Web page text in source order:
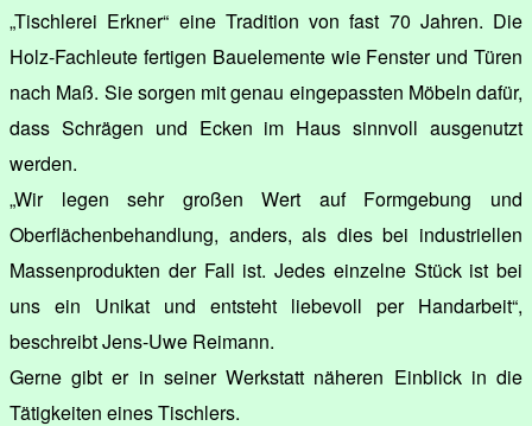
„Tischlerei Erkner“ eine Tradition von fast 70 Jahren. Die
Holz-Fachleute fertigen Bauelemente wie Fenster und Türen
nach Maß. Sie sorgen mit genau eingepassten Möbeln dafür,
dass Schrägen und Ecken im Haus sinnvoll ausgenutzt
werden.
„Wir legen sehr großen Wert auf Formgebung und
Oberflächenbehandlung, anders, als dies bei industriellen
Massenprodukten der Fall ist. Jedes einzelne Stück ist bei
uns ein Unikat und entsteht liebevoll per Handarbeit“,
beschreibt Jens-Uwe Reimann.
Gerne gibt er in seiner Werkstatt näheren Einblick in die
Tätigkeiten eines Tischlers.